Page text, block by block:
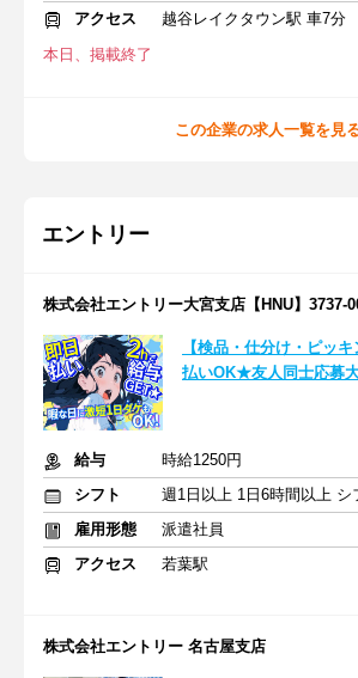
アクセス
越谷レイクタウン駅 車7分
本日、掲載終了
この企業の求人一覧を見
エントリー
株式会社エントリー大宮支店【HNU】3737-
【検品・仕分け・ピッ
払いOK★友人同士応募
給与
時給1250円
シフト
雇用形態
派遣社員
アクセス
若葉駅
株式会社エントリー 名古屋支店